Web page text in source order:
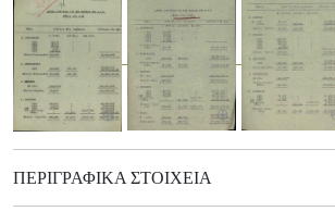
ΠΕΡΙΓΡΑΦΙΚΆ ΣΤΟΙΧΕΊΑ